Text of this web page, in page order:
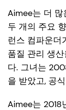
Aimee는 더 많
두 개의 주요
런스 컴파운
품질 관리 생
다. 그녀는
을 받았고, 공
Aimee는